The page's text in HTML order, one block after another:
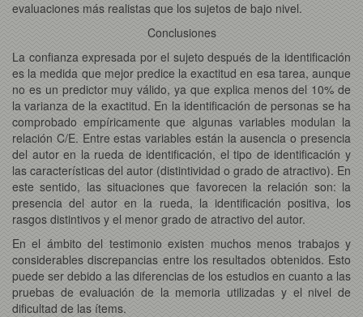
evaluaciones más realistas que los sujetos de bajo nivel.
Conclusiones
La confianza expresada por el sujeto después de la identificación
es la medida que mejor predice la exactitud en esa tarea, aunque
no es un predictor muy válido, ya que explica menos del 10% de
la varianza de la exactitud. En la identificación de personas se ha
comprobado empíricamente que algunas variables modulan la
relación C/E. Entre estas variables están la ausencia o presencia
del autor en la rueda de identificación, el tipo de identificación y
las características del autor (distintividad o grado de atractivo). En
este sentido, las situaciones que favorecen la relación son: la
presencia del autor en la rueda, la identificación positiva, los
rasgos distintivos y el menor grado de atractivo del autor.
En el ámbito del testimonio existen muchos menos trabajos y
considerables discrepancias entre los resultados obtenidos. Esto
puede ser debido a las diferencias de los estudios en cuanto a las
pruebas de evaluación de la memoria utilizadas y el nivel de
dificultad de las ítems.